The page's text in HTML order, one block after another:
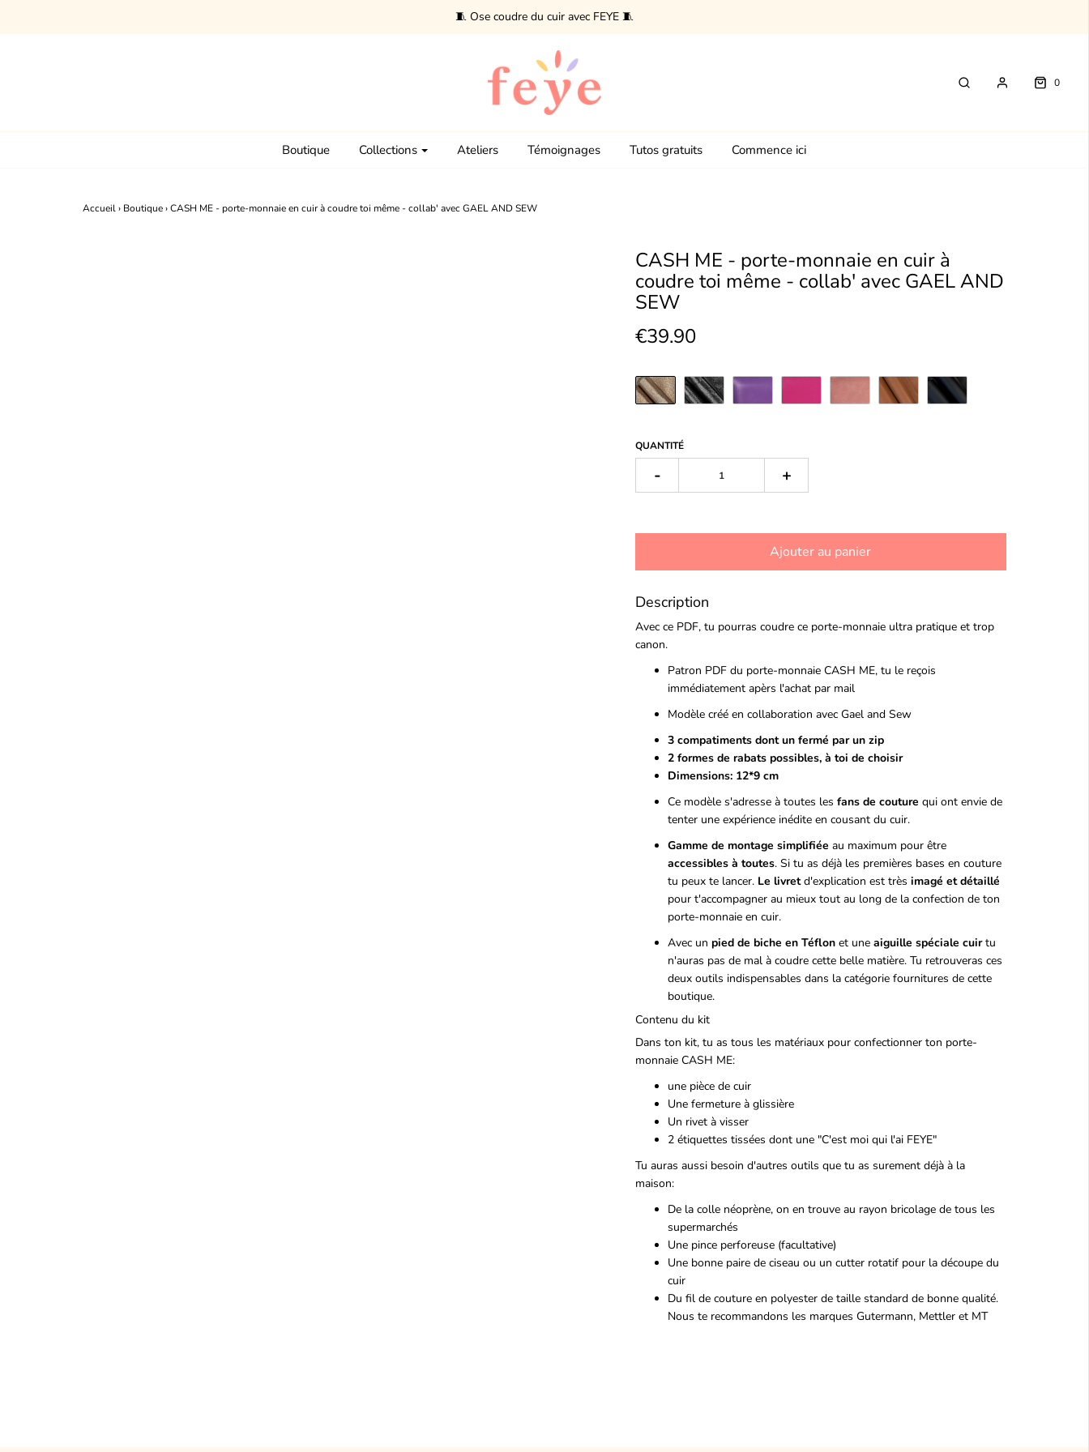
🧵 Ose coudre du cuir avec FEYE 🧵
0
Boutique Collections Ateliers Témoignages Tutos gratuits Commence ici
Accueil › Boutique › CASH ME - porte-monnaie en cuir à coudre toi même - collab' avec GAEL AND SEW
CASH ME - porte-monnaie en cuir à
coudre toi même - collab' avec GAEL AND
SEW
€39.90
QUANTITÉ
- +
Ajouter au panier
Description
Avec ce PDF, tu pourras coudre ce porte-monnaie ultra pratique et trop
canon.
Patron PDF du porte-monnaie CASH ME, tu le reçois
immédiatement apèrs l'achat par mail
Modèle créé en collaboration avec Gael and Sew
3 compatiments dont un fermé par un zip
2 formes de rabats possibles, à toi de choisir
Dimensions: 12*9 cm
Ce modèle s'adresse à toutes les fans de couture qui ont envie de
tenter une expérience inédite en cousant du cuir.
Gamme de montage simplifiée au maximum pour être
accessibles à toutes. Si tu as déjà les premières bases en couture
tu peux te lancer. Le livret d'explication est très imagé et détaillé
pour t'accompagner au mieux tout au long de la confection de ton
porte-monnaie en cuir.
Avec un pied de biche en Téflon et une aiguille spéciale cuirtu
n'auras pas de mal à coudre cette belle matière. Tu retrouveras ces
deux outils indispensables dans la catégorie fournitures de cette
boutique.
Contenu du kit
Dans ton kit, tu as tous les matériaux pour confectionner ton porte-
monnaie CASH ME:
une pièce de cuir
Une fermeture à glissière
Un rivet à visser
2 étiquettes tissées dont une "C'est moi qui l'ai FEYE"
Tu auras aussi besoin d'autres outils que tu as surement déjà à la
maison:
De la colle néoprène, on en trouve au rayon bricolage de tous les
supermarchés
Une pince perforeuse (facultative)
Une bonne paire de ciseau ou un cutter rotatif pour la découpe du
cuir
Du fil de couture en polyester de taille standard de bonne qualité.
Nous te recommandons les marques Gutermann, Mettler et MT